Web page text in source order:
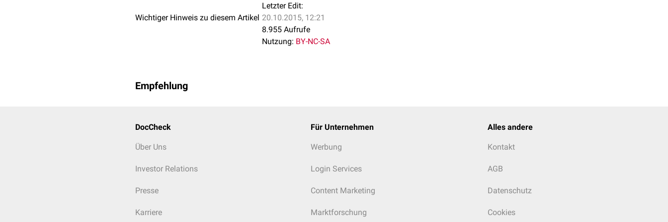
Wichtiger Hinweis zu diesem Artikel
Letzter Edit:
20.10.2015, 12:21
8.955 Aufrufe
Nutzung: BY-NC-SA
Empfehlung
DocCheck
Über Uns
Investor Relations
Presse
Karriere
Für Unternehmen
Werbung
Login Services
Content Marketing
Marktforschung
Alles andere
Kontakt
AGB
Datenschutz
Cookies